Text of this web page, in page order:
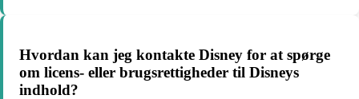
Hvordan kan jeg kontakte Disney for at spørge
om licens- eller brugsrettigheder til Disneys
indhold?